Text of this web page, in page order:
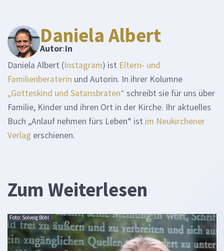
Daniela Albert
Autor:in
Daniela Albert (Instagram) ist Eltern- und
Familienberaterin und Autorin. In ihrer Kolumne
„Gotteskind und Satansbraten“ schreibt sie für uns über
Familie, Kinder und ihren Ort in der Kirche. Ihr aktuelles
Buch „Anlauf nehmen fürs Leben“ ist im Neukirchener
Verlag erschienen.
Zum Weiterlesen
Foto: Solveig Böhl